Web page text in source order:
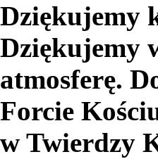
Dziękujemy
Dziękujemy
atmosferę.
Forcie
w Twierdzy